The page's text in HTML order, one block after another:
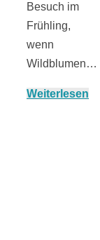
Besuch im
Frühling,
wenn
Wildblumen…
Weiterlesen